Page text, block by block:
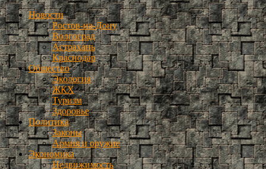
Новости
Ростов-на-Дону
Волгоград
Астрахань
Краснодар
Общество
Экология
ЖКХ
Туризм
Здоровье
Политика
Законы
Армия и оружие
Экономика
Недвижимость